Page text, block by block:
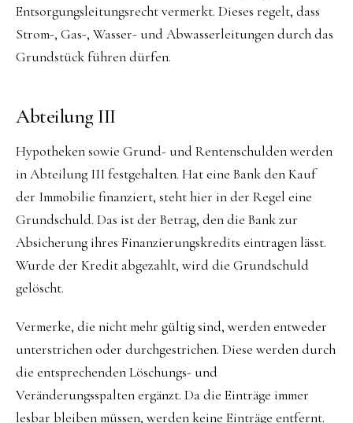
Entsorgungsleitungsrecht vermerkt. Dieses regelt, dass
Strom-, Gas-, Wasser- und Abwasserleitungen durch das
Grundstück führen dürfen.
Abteilung III
Hypotheken sowie Grund- und Rentenschulden werden
in Abteilung III festgehalten. Hat eine Bank den Kauf
der Immobilie finanziert, steht hier in der Regel eine
Grundschuld. Das ist der Betrag, den die Bank zur
Absicherung ihres Finanzierungskredits eintragen lässt.
Wurde der Kredit abgezahlt, wird die Grundschuld
gelöscht.
Vermerke, die nicht mehr gültig sind, werden entweder
unterstrichen oder durchgestrichen. Diese werden durch
die entsprechenden Löschungs- und
Veränderungsspalten ergänzt. Da die Einträge immer
lesbar bleiben müssen, werden keine Einträge entfernt.